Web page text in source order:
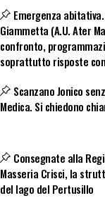
Emergenza
Giammetta (A.U. Ater
confronto,
soprattutto risposte
Scanzano Jonico
Medica. Si chiedono
Consegnate alla
Masseria Crisci, la
del lago del Pertusillo